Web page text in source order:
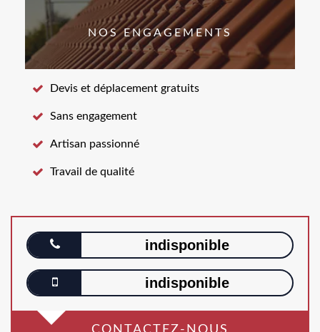
NOS ENGAGEMENTS
Devis et déplacement gratuits
Sans engagement
Artisan passionné
Travail de qualité
indisponible
indisponible